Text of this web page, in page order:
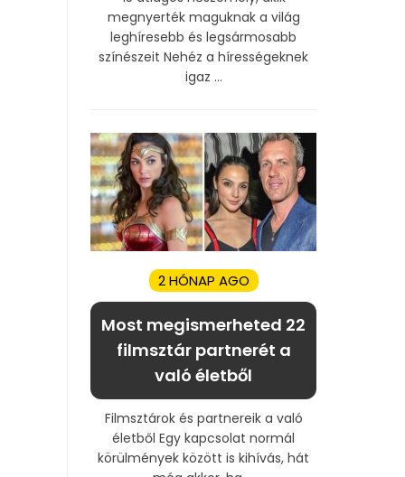
megnyerték maguknak a világ
leghíresebb és legsármosabb
színészeit Nehéz a hírességeknek
igaz ...
2 HÓNAP AGO
Most megismerheted 22
filmsztár partnerét a
való életből
Filmsztárok és partnereik a való
életből Egy kapcsolat normál
körülmények között is kihívás, hát